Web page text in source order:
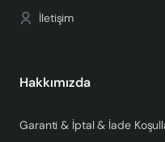
İletişim
Hakkımızda
Garanti & İptal & İade